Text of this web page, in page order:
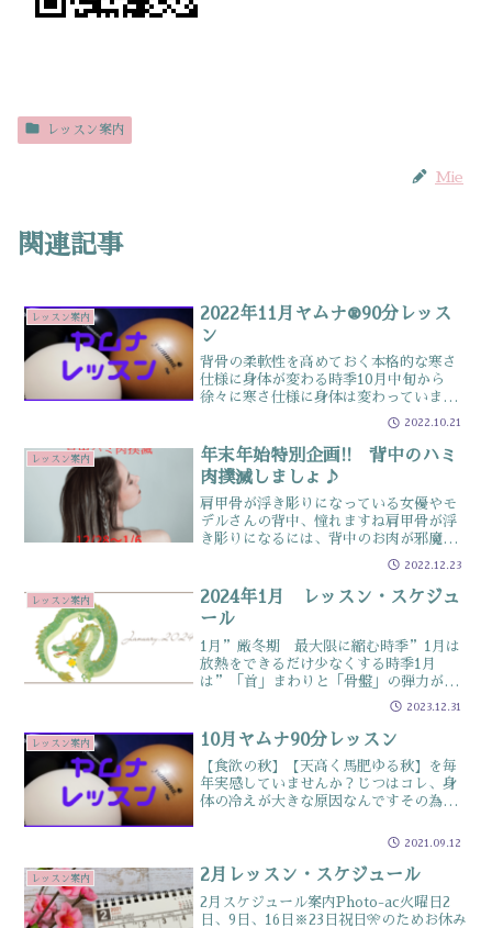
レッスン案内
Mie
関連記事
レッスン案内
2022年11月ヤムナ®90分レッス
ン
背骨の柔軟性を高めておく本格的な寒さ
仕様に身体が変わる時季10月中旬から
徐々に寒さ仕様に身体は変わっています
寒くなると身体が縮こまって、流れが悪
くなり、呼吸も入らなくなり…と負のス
パイラルに突入していきます肩こりや腰
痛も引き起こしやすくなる...
2022.10.21
レッスン案内
年末年始特別企画!! 背中のハミ
肉撲滅しましょ♪
肩甲骨が浮き彫りになっている女優やモ
デルさんの背中、憧れますね肩甲骨が浮
き彫りになるには、背中のお肉が邪魔食
事の機会が増えるこの時期は、背中だけ
でなく体重増加も氣になるトコロですの
で年末年始は肩甲骨周辺を動かして背中
のハミ肉撲滅しましょ❤️...
2022.12.23
レッスン案内
2024年1月 レッスン・スケジュ
ール
1月”厳冬期 最大限に縮む時季”1月は
放熱をできるだけ少なくする時季1月
は”「首」まわりと「骨盤」の弾力が必
要な時季”一年のうちで一番寒い1月内側
から発熱して、放熱をできるだけ少なく
しようとし、末端の手首、足首、首を引
き締めます。ただ、硬く...
2023.12.31
レッスン案内 10月ヤムナ90分レッスン
【食欲の秋】【天高く馬肥ゆる秋】を毎
年実感していませんか？じつはコレ、身
体の冷えが大きな原因なんですその為の
詳しくはコチラ☟の記事をどうぞ一見す
ーリングはほぐしが得意呼...
2021.09.12
レッスン案内 2月レッスン・スケジュール
2月スケジュール案内Photo-ac火曜日2
日、9日、16日※23日祝日🎌のためお休み